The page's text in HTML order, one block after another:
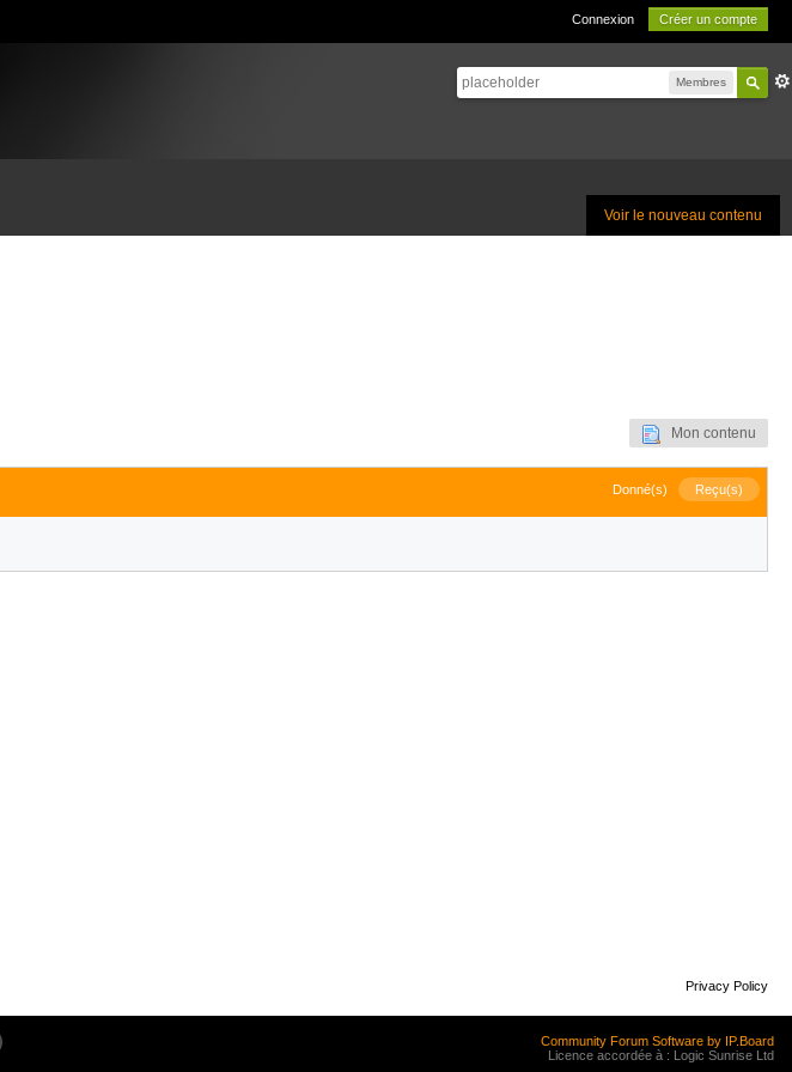
Connexion Créer un compte
Membres
Voir le nouveau contenu
Mon contenu
Donné(s) Reçu(s)
Privacy Policy
Community Forum Software by IP.Board
Licence accordée à : Logic Sunrise Ltd